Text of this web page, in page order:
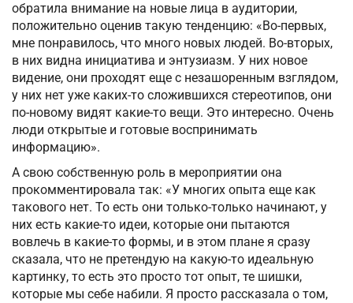
обратила внимание на новые лица в аудитории,
положительно оценив такую тенденцию: «Во-первых,
мне понравилось, что много новых людей. Во-вторых,
в них видна инициатива и энтузиазм. У них новое
видение, они проходят еще с незашоренным взглядом,
у них нет уже каких-то сложившихся стереотипов, они
по-новому видят какие-то вещи. Это интересно. Очень
люди открытые и готовые воспринимать
информацию».
А свою собственную роль в мероприятии она
прокомментировала так: «У многих опыта еще как
такового нет. То есть они только-только начинают, у
них есть какие-то идеи, которые они пытаются
вовлечь в какие-то формы, и в этом плане я сразу
сказала, что не претендую на какую-то идеальную
картинку, то есть это просто тот опыт, те шишки,
которые мы себе набили. Я просто рассказала о том,